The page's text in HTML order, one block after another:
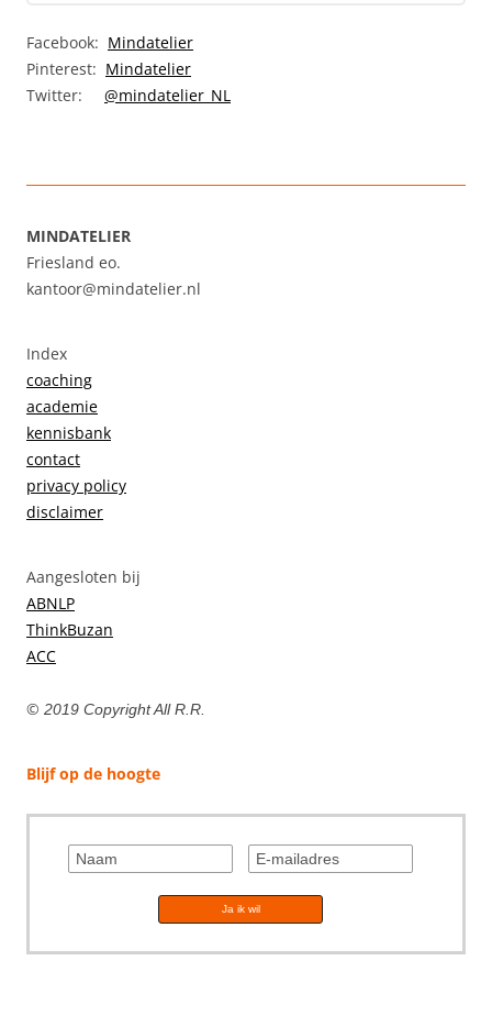
Facebook: Mindatelier
Pinterest: Mindatelier
Twitter: @mindatelier_NL
MINDATELIER
Friesland eo.
kantoor@mindatelier.nl
Index
coaching
academie
kennisbank
contact
privacy policy
disclaimer
Aangesloten bij
ABNLP
ThinkBuzan
ACC
© 2019 Copyright All R.R.
Blijf op de hoogte